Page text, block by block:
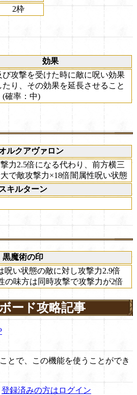
2枠
効果
び攻撃を受けた時に敵に呪い効果
たり、その効果を延長させること
(確率：中)
ルクアヴァロン
力2.5倍になる代わり、前方横三
で敵攻撃力×18倍闇属性呪い状態
スキルターン
黒魔術の印
呪い状態の敵に対し攻撃力2.9倍
の味方は同時攻撃で攻撃力が2倍
ード攻略記事
とで、この機能を使うことができ
登録済みの方はログイン